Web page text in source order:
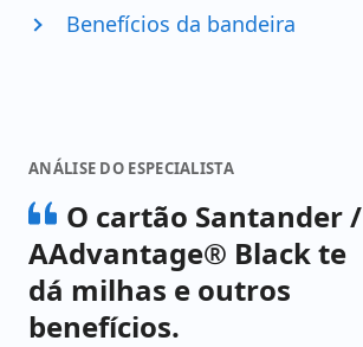
Benefícios da bandeira
ANÁLISE DO ESPECIALISTA
O cartão Santander /
AAdvantage® Black te
dá milhas e outros
benefícios.